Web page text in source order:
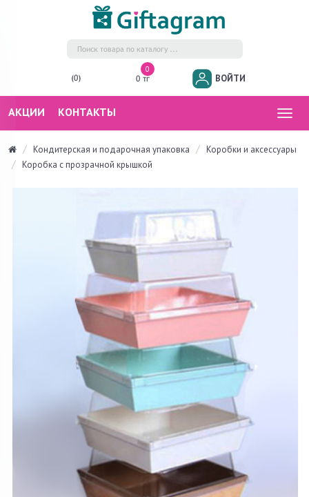
(0)
0
0 тг
ВОЙТИ
АКЦИИ КОНТАКТЫ
Кондитерская и подарочная упаковка
Коробки и аксессуары
Коробка с прозрачной крышкой